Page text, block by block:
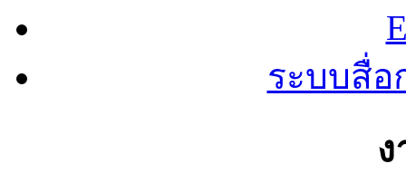
ระบบสื่อ